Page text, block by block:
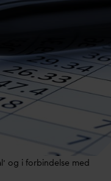
og i forbindelse med